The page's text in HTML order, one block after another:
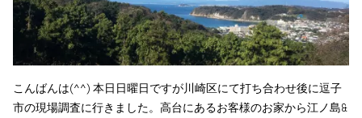
こんばんは(^^) 本日日曜日ですが川崎区にて打ち合わせ後に逗子
市の現場調査に行きました。高台にあるお客様のお家から江ノ島&